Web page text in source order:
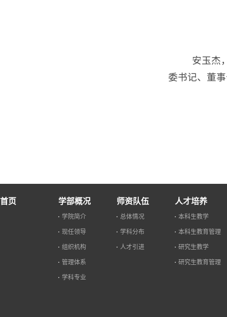
安玉杰
委书记、董
首页 学部概况
学院简介
现任领导
组织机构
管理体系
学科专业
师资队伍
总体情况
学科分布
人才引进
人才培养
本科生教学
本科生教育管理
研究生教学
研究生教育管理